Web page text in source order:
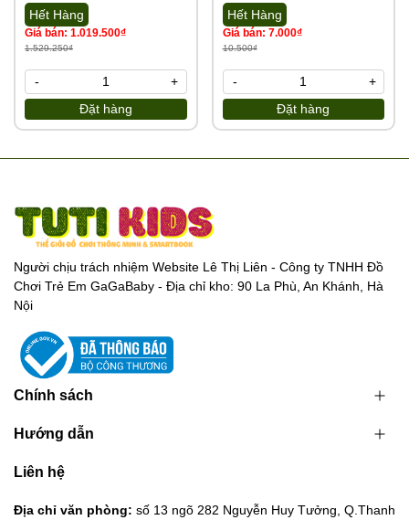
Hết Hàng
Giá bán: 1.019.500₫
1.529.250₫
Đặt hàng
- +
Hết Hàng
Giá bán: 7.000₫
10.500₫
Đặt hàng
- +
Người chịu trách nhiệm Website Lê Thị Liên - Công ty TNHH Đồ
Chơi Trẻ Em GaGaBaby - Địa chỉ kho: 90 La Phù, An Khánh, Hà
Nội
Chính sách
Hướng dẫn
Liên hệ
Địa chỉ văn phòng: số 13 ngõ 282 Nguyễn Huy Tưởng, Q.Thanh